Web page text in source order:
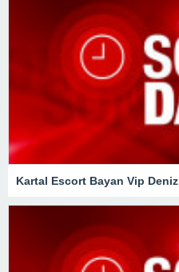
Kartal Escort Bayan Vip Deniz